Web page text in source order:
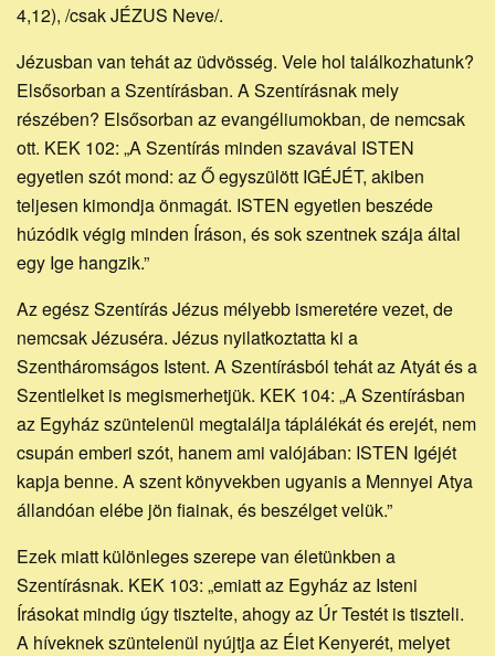
4,12), /csak JÉZUS Neve/.
Jézusban van tehát az üdvösség. Vele hol találkozhatunk?
Elsősorban a Szentírásban. A Szentírásnak mely
részében? Elsősorban az evangéliumokban, de nemcsak
ott. KEK 102: „A Szentírás minden szavával ISTEN
egyetlen szót mond: az Ő egyszülött IGÉJÉT, akiben
teljesen kimondja önmagát. ISTEN egyetlen beszéde
húzódik végig minden Íráson, és sok szentnek szája által
egy Ige hangzik.”
Az egész Szentírás Jézus mélyebb ismeretére vezet, de
nemcsak Jézuséra. Jézus nyilatkoztatta ki a
Szentháromságos Istent. A Szentírásból tehát az Atyát és a
Szentlelket is megismerhetjük. KEK 104: „A Szentírásban
az Egyház szüntelenül megtalálja táplálékát és erejét, nem
csupán emberi szót, hanem ami valójában: ISTEN Igéjét
kapja benne. A szent könyvekben ugyanis a Mennyei Atya
állandóan elébe jön fiainak, és beszélget velük.”
Ezek miatt különleges szerepe van életünkben a
Szentírásnak. KEK 103: „emiatt az Egyház az Isteni
Írásokat mindig úgy tisztelte, ahogy az Úr Testét is tiszteli.
A híveknek szüntelenül nyújtja az Élet Kenyerét, melyet